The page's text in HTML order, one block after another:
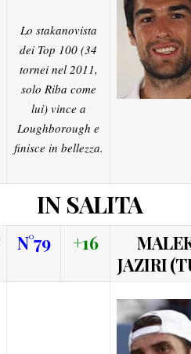
Lo stakanovista
dei Top 100 (34
tornei nel 2011,
solo Riba come
lui) vince a
Loughborough e
finisce in bellezza.
IN SALITA
N°79 +16
JAZIRI